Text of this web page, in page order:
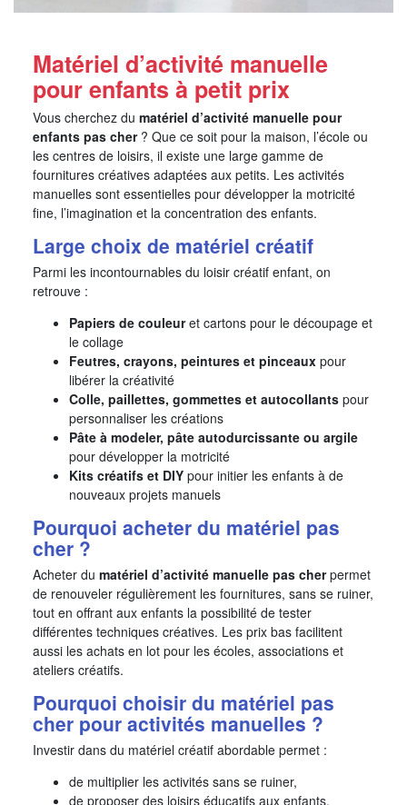
Matériel d’activité manuelle
pour enfants à petit prix
Vous cherchez du matériel d’activité manuelle pour
enfants pas cher? Que ce soit pour la maison, l’école ou
les centres de loisirs, il existe une large gamme de
fournitures créatives adaptées aux petits. Les activités
manuelles sont essentielles pour développer la motricité
fine, l’imagination et la concentration des enfants.
Large choix de matériel créatif
Parmi les incontournables du loisir créatif enfant, on
retrouve :
Papiers de couleuret cartons pour le découpage et
le collage
Feutres, crayons, peintures et pinceaux pour
libérer la créativité
Colle, paillettes, gommettes et autocollants pour
personnaliser les créations
Pâte à modeler, pâte autodurcissante ou argile
pour développer la motricité
Kits créatifs et DIY pour initier les enfants à de
nouveaux projets manuels
Pourquoi acheter du matériel pas
cher ?
Acheter du matériel d’activité manuelle pas cherpermet
de renouveler régulièrement les fournitures, sans se ruiner,
tout en offrant aux enfants la possibilité de tester
différentes techniques créatives. Les prix bas facilitent
aussi les achats en lot pour les écoles, associations et
ateliers créatifs.
Pourquoi choisir du matériel pas
cher pour activités manuelles ?
Investir dans du matériel créatif abordable permet :
de multiplier les activités sans se ruiner,
de proposer des loisirs éducatifs aux enfants,